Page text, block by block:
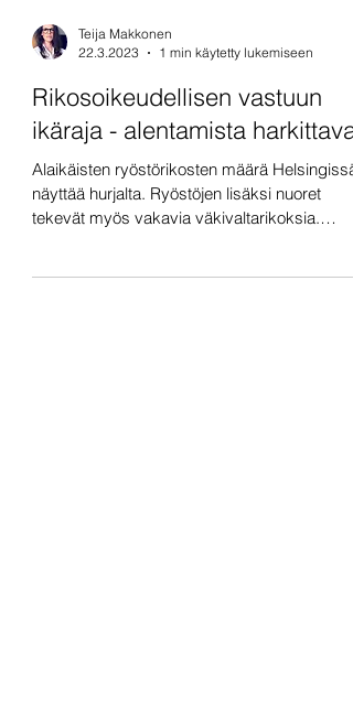
22.3.2023
1 min käytetty lukemiseen
Rikosoikeudellisen vastuun
ikäraja - alentamista harkittava
Alaikäisten ryöstörikosten määrä Helsingissä
näyttää hurjalta. Ryöstöjen lisäksi nuoret
Etenkin...